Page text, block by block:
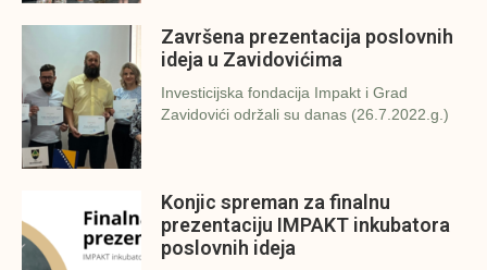
Završena prezentacija poslovnih
ideja u Zavidovićima
Investicijska fondacija Impakt i Grad
Zavidovići održali su danas (26.7.2022.g.)
Konjic spreman za finalnu
prezentaciju IMPAKT inkubatora
poslovnih ideja